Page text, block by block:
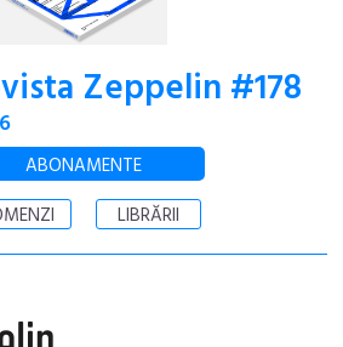
Zeppelin #178
ABONAMENTE
LIBRĂRII